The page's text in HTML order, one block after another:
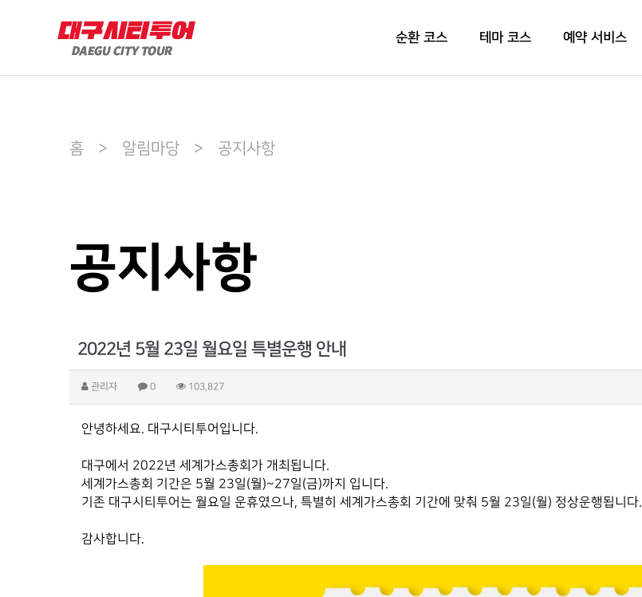
순환 코스 테마 코스 예약 서비스
홈 > 알림마당 > 공지사항
공지사항
2022년 5월 23일 월요일 특별운행 안내
관리자 0 103,827
​안녕하세요. 대구시티투어입니다.
대구에서 2022년 세계가스총회가 개최됩니다.
세계가스총회 기간은 5월 23일(월)~27일(금)까지 입니다.
기존 대구시티투어는 월요일 운휴였으나, 특별히 세계가스총회 기간에 맞춰 5월 23일(월) 정상운행됩니다.
감사합니다.